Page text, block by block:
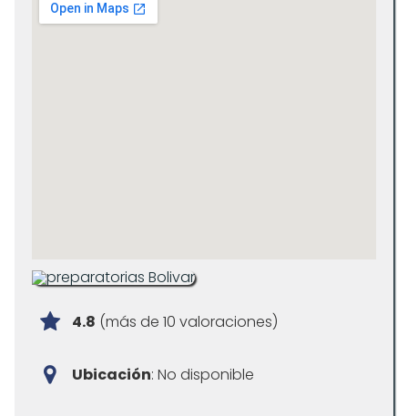
4.8 (más de 10 valoraciones)
Ubicación: No disponible